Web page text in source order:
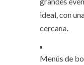
ideal, con
cercana.
Menús de